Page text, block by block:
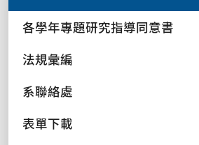
各學年專題研究指導同意書
法規彙編
系聯絡處
表單下載